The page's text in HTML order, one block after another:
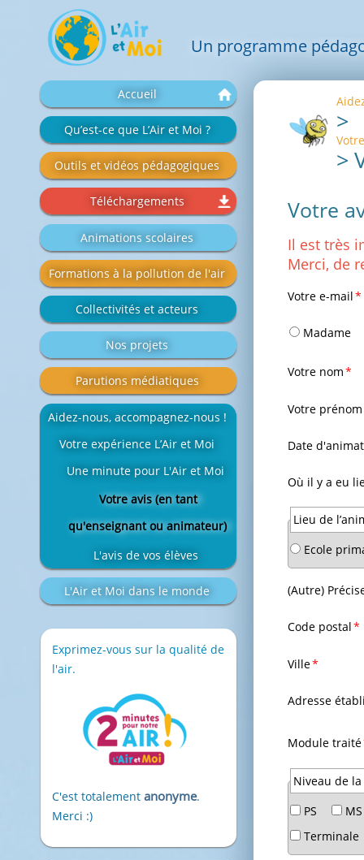
Un programme
>
>
Votre
Il est très
Merci, de
Champ
Votre e-mail*
Madame
Champ
Votre nom*
Champ
Votre prénom
Champ
Date
Champ
Où il y a eu
Champ
obligatoire
Lieu de
Ecole
(Autre)
Champ
Code postal*
Champ
Ville*
Adresse
Champ
Module traité
Champ
Niveau de
PS
MS
Terminale
Aller
au
contenu
Accueil
Qu’est-ce que L’Air et Moi ?
Outils et vidéos pédagogiques
Téléchargements
Animations scolaires
Formations à la pollution de l'air
Collectivités et acteurs
Nos projets
Parutions médiatiques
Aidez-nous, accompagnez-nous !
Votre expérience L’Air et Moi
Une minute pour L'Air et Moi
Votre avis (en tant
qu'enseignant ou animateur)
L'avis de vos élèves
L'Air et Moi dans le monde
Exprimez-vous sur la qualité de
l'air.
C'est totalementanonyme.
Merci :)